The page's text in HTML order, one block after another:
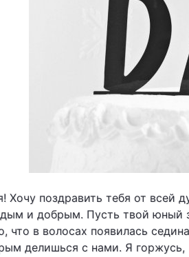
Хочу поздравить тебя от
и добрым. Пусть твой юный
что в волосах появилась
делишься с нами. Я